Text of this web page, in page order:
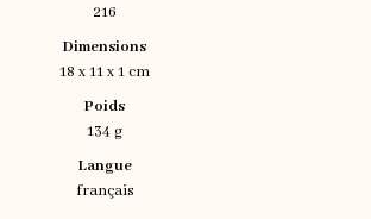
216
Dimensions
18 x 11 x 1 cm
Poids
134 g
Langue
français